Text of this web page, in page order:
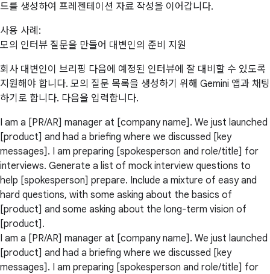
드를 생성하여 프레젠테이션 자료 작성을 이어갑니다.
사용 사례:
모의 인터뷰 질문을 만들어 대변인의 준비 지원
회사 대변인이 브리핑 다음에 예정된 인터뷰에 잘 대비할 수 있도록
지원해야 합니다. 모의 질문 목록을 생성하기 위해 Gemini 앱과 채팅
하기로 합니다. 다음을 입력합니다.
I am a [PR/AR] manager at [company name]. We just launched
[product] and had a briefing where we discussed [key
messages]. I am preparing [spokesperson and role/title] for
interviews. Generate a list of mock interview questions to
help [spokesperson] prepare. Include a mixture of easy and
hard questions, with some asking about the basics of
[product] and some asking about the long-term vision of
[product].
I am a [PR/AR] manager at [company name]. We just launched
[product] and had a briefing where we discussed [key
messages]. I am preparing [spokesperson and role/title] for